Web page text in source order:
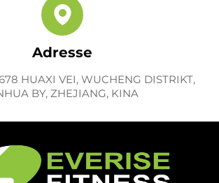
Adresse
HUAXI VEI, WUCHENG DISTRIKT,
BY, ZHEJIANG, KINA